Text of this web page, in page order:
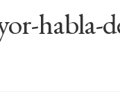
habla-